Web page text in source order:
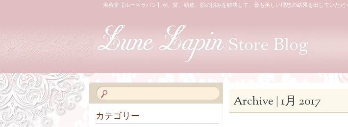
美容室【ルーネラパン】が、髪、頭皮、肌の悩みを解決して、最も美しい理想の結果を出していた
Archive | 1月 2017
カテゴリー